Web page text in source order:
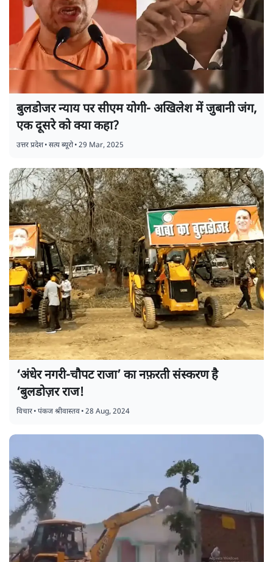
बुलडोजर न्याय पर सीएम योगी- अखिलेश में जुबानी जंग,
एक दूसरे को क्या कहा?
उत्तर प्रदेश•सत्य ब्यूरो•29 Mar, 2025
‘अंधेर नगरी-चौपट राजा’ का नफ़रती संस्करण है
‘बुलडोज़र राज!
विचार•पंकज श्रीवास्तव•28 Aug, 2024